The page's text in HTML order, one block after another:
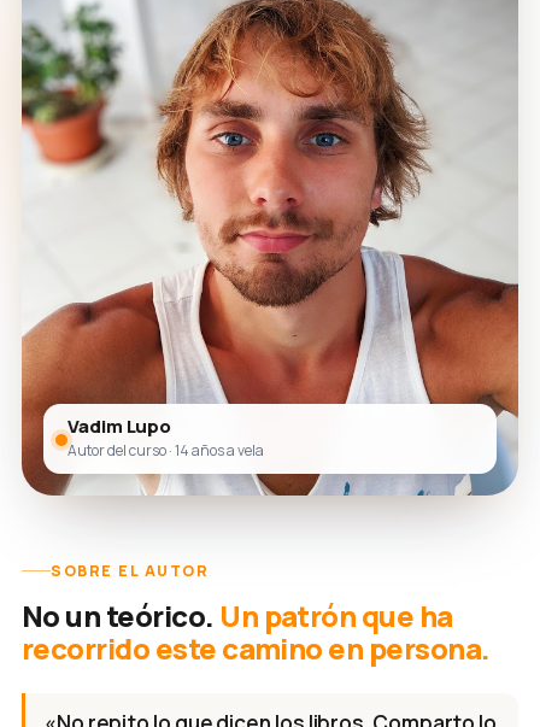
Vadim Lupo
Autor del curso · 14 años a vela
SOBRE EL AUTOR
No un teórico. Un patrón que ha
recorrido este camino en persona.